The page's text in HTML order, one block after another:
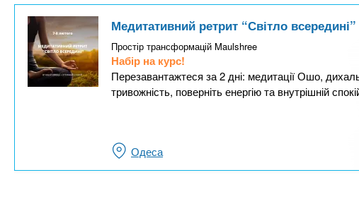
Медитативний ретрит “Світло всередині”
Простір трансформацій Maulshree
Набір на курс!
Перезавантажтеся за 2 дні: медитації Ошо,
тривожність, поверніть енергію та внутрішній
Одеса